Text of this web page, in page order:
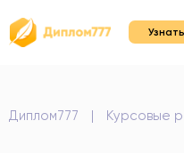
Диплом777 | Курсовые